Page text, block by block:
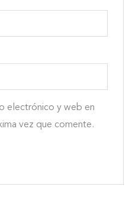
electrónico y web en
vez que comente.